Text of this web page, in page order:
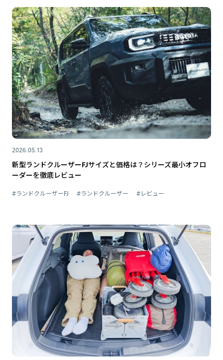
2026.05.13
新型ランドクルーザーFJサイズと価格は？シリーズ最小オフロ
ーダーを徹底レビュー
#ランドクルーザーFJ #ランドクルーザー #レビュー